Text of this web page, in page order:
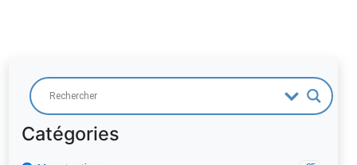
Catégories
39
Procédés de soudage
Coupage plasma
Métaux d'apports
Machines outils
Tôlerie
Air comprimé